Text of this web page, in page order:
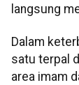
langsung
Dalam
satu terpal
area imam